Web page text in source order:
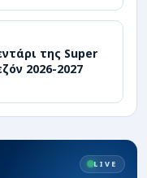
της Super
2026-2027
LIVE